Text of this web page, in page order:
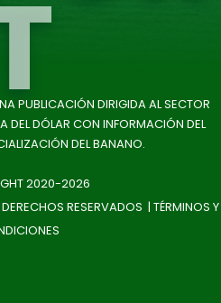
PUBLICACIÓN DIRIGIDA AL SECTOR
DEL DÓLAR CON INFORMACIÓN DEL
DEL BANANO.
2020-2026
RESERVADOS | TÉRMINOS Y